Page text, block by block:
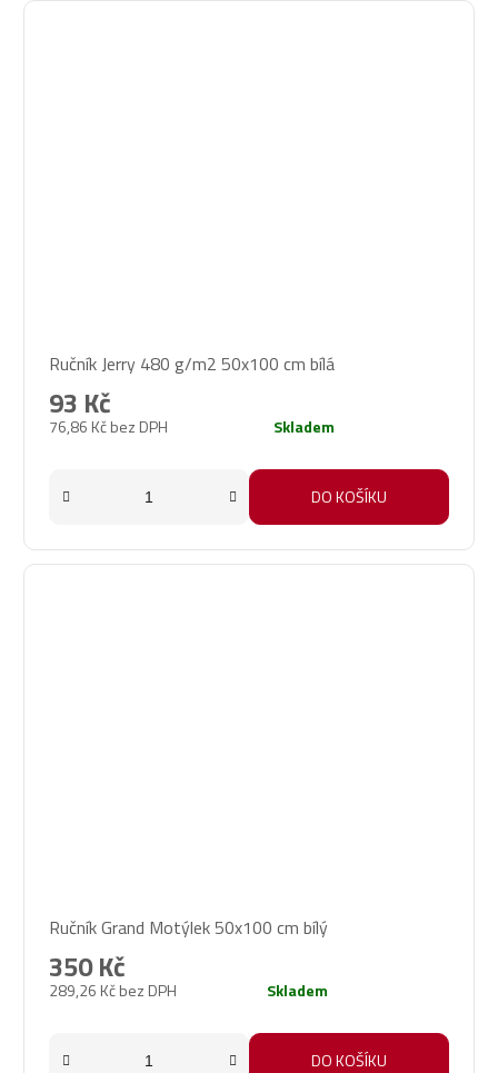
Ručník Jerry 480 g/m2 50x100 cm bílá
76,86 Kč bez DPH
93 Kč
Skladem
DO KOŠÍKU
Ručník Grand Motýlek 50x100 cm bílý
289,26 Kč bez DPH
350 Kč
Skladem
DO KOŠÍKU